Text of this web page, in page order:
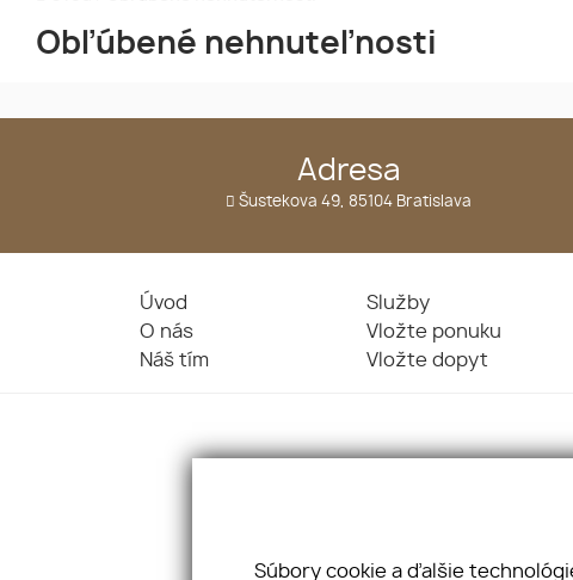
Obľúbené nehnuteľnosti
Adresa
Šustekova 49, 85104 Bratislava
Úvod
O nás
Náš tím
Služby
Vložte ponuku
Vložte dopyt
Súbory cookie a ďalšie